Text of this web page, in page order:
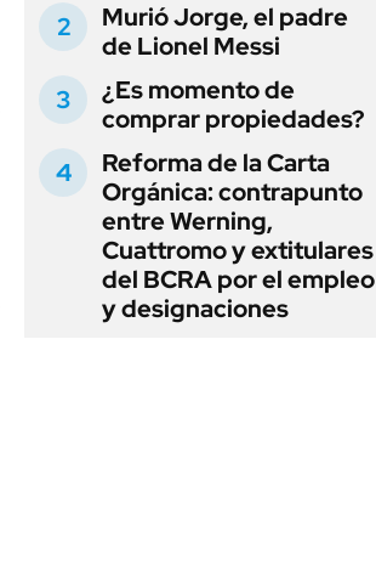
Murió Jorge, el padre
de Lionel Messi
¿Es momento de
comprar propiedades?
Reforma de la Carta
Orgánica: contrapunto
entre Werning,
Cuattromo y extitulares
del BCRA por el empleo
y designaciones